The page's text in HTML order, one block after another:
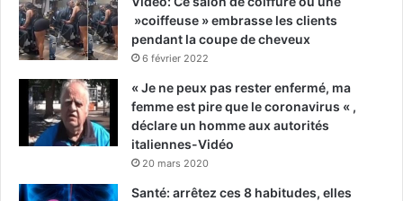
»coiffeuse » embrasse les clients
pendant la coupe de cheveux
6 février 2022
« Je ne peux pas rester enfermé, ma
femme est pire que le coronavirus « ,
déclare un homme aux autorités
italiennes-Vidéo
20 mars 2020
Santé: arrêtez ces 8 habitudes, elles